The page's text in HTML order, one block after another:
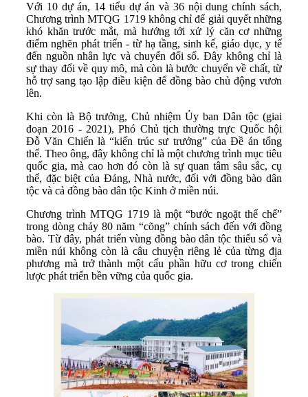
Với 10 dự án, 14 tiểu dự án và 36 nội dung chính sách,
Chương trình MTQG 1719 không chỉ để giải quyết những
khó khăn trước mắt, mà hướng tới xử lý căn cơ những
điểm nghẽn phát triển - từ hạ tầng, sinh kế, giáo dục, y tế
đến nguồn nhân lực và chuyển đổi số. Đây không chỉ là
sự thay đổi về quy mô, mà còn là bước chuyển về chất, từ
hỗ trợ sang tạo lập điều kiện để đồng bào chủ động vươn
lên.
Khi còn là Bộ trưởng, Chủ nhiệm Ủy ban Dân tộc (giai
đoạn 2016 - 2021), Phó Chủ tịch thường trực Quốc hội
Đỗ Văn Chiến là “kiến trúc sư trưởng” của Đề án tổng
thể. Theo ông, đây không chỉ là một chương trình mục tiêu
quốc gia, mà cao hơn đó còn là sự quan tâm sâu sắc, cụ
thể, đặc biệt của Đảng, Nhà nước, đối với đồng bào dân
tộc và cả đồng bào dân tộc Kinh ở miền núi.
Chương trình MTQG 1719 là một “bước ngoặt thể chế”
trong dòng chảy 80 năm “cõng” chính sách đến với đồng
bào. Từ đây, phát triển vùng đồng bào dân tộc thiểu số và
miền núi không còn là câu chuyện riêng lẻ của từng địa
phương mà trở thành một cấu phần hữu cơ trong chiến
lược phát triển bền vững của quốc gia.